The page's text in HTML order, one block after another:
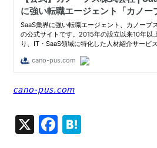
cano-pus.com
X F